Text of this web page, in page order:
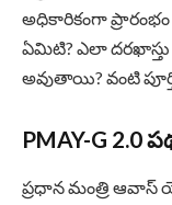
అధికారికంగా
ఏమిటి? ఎలా
అవుతాయి? వంటి
PMAY-G 2.0
ప్రధాన మంత్రి ఆవాస్